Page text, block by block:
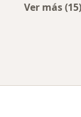
Ver más (15)